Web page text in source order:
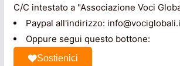
C/C intestato a "Associazione Voci
Paypal all'indirizzo:
Oppure segui questo bottone:
Sostienici